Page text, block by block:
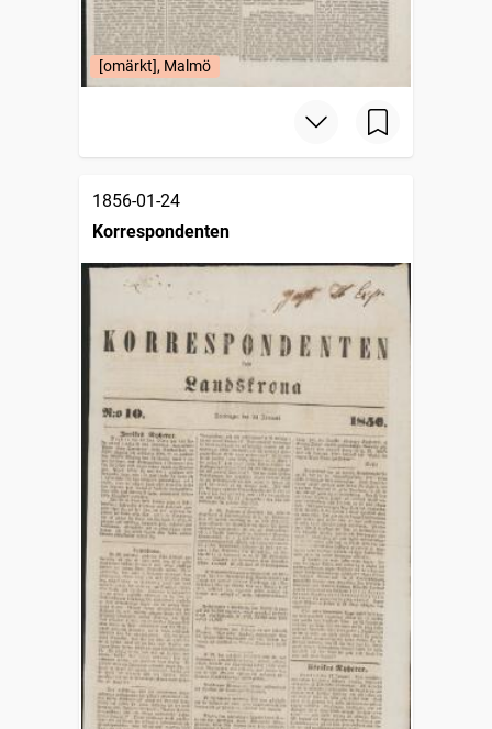
[omärkt], Malmö
1856-01-24
Korrespondenten